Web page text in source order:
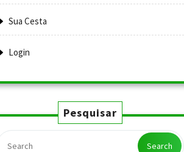
Sua Cesta
Login
Pesquisar
Search